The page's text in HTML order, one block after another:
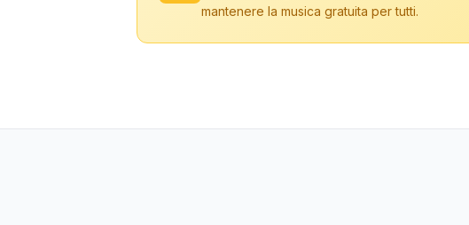
mantenere la musica gratuita per tutti.